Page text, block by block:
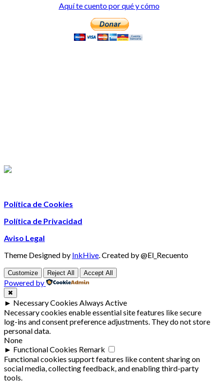
Aquí te cuento por qué y cómo
Política de Cookies
Política de Privacidad
Aviso Legal
Theme Designed by InkHive.Created by @El_Recuento
Customize Reject All Accept All
Powered by
✖
► Necessary Cookies Always Active
Necessary cookies enable essential site features like secure
log-ins and consent preference adjustments. They do not store
personal data.
None
► Functional Cookies Remark
Functional cookies support features like content sharing on
social media, collecting feedback, and enabling third-party
tools.